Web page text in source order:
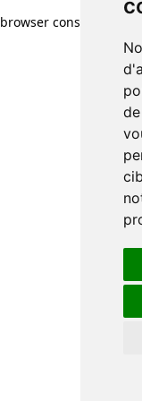
browser console for